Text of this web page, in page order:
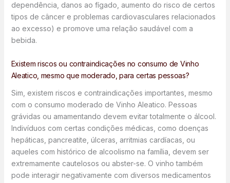
dependência, danos ao fígado, aumento do risco de certos
tipos de câncer e problemas cardiovasculares relacionados
ao excesso) e promove uma relação saudável com a
bebida.
Existem riscos ou contraindicações no consumo de Vinho
Aleatico, mesmo que moderado, para certas pessoas?
Sim, existem riscos e contraindicações importantes, mesmo
com o consumo moderado de Vinho Aleatico. Pessoas
grávidas ou amamentando devem evitar totalmente o álcool.
Indivíduos com certas condições médicas, como doenças
hepáticas, pancreatite, úlceras, arritmias cardíacas, ou
aqueles com histórico de alcoolismo na família, devem ser
extremamente cautelosos ou abster-se. O vinho também
pode interagir negativamente com diversos medicamentos